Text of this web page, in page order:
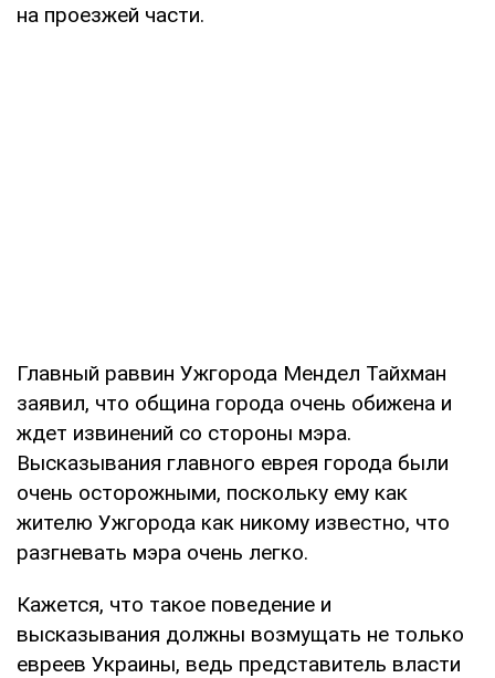
на проезжей части.
Главный раввин Ужгорода Мендел Тайхман
заявил, что община города очень обижена и
ждет извинений со стороны мэра.
Высказывания главного еврея города были
очень осторожными, поскольку ему как
жителю Ужгорода как никому известно, что
разгневать мэра очень легко.
Кажется, что такое поведение и
высказывания должны возмущать не только
евреев Украины, ведь представитель власти